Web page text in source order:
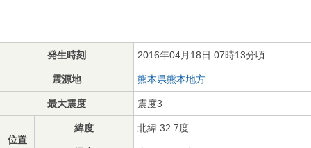
発生時刻 2016年04月18日 07時13分頃
震源地 熊本県熊本地方
最大震度 震度3
位置
緯度 北緯 32.7度